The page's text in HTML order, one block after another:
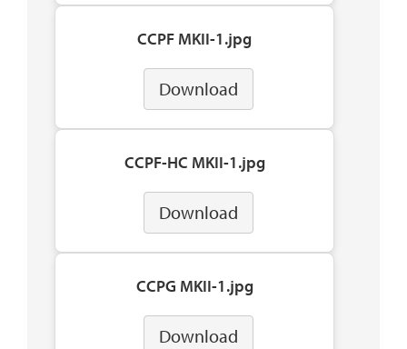
CCPF MKII-1.jpg
Download
CCPF-HC MKII-1.jpg
Download
CCPG MKII-1.jpg
Download